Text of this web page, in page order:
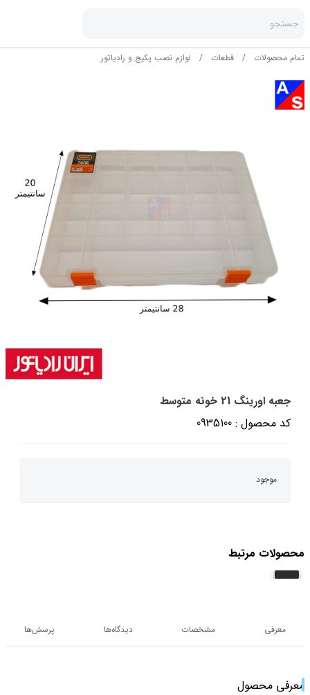
جستجو
تمام محصولات / قطعات / لوازم نصب پکیج و رادیاتور
جعبه اورینگ 21 خونه متوسط
کد محصول : 0935100
موجود
محصولات مرتبط
معرفی مشخصات دیدگاه‌ها پرسش‌ها
معرفی محصول